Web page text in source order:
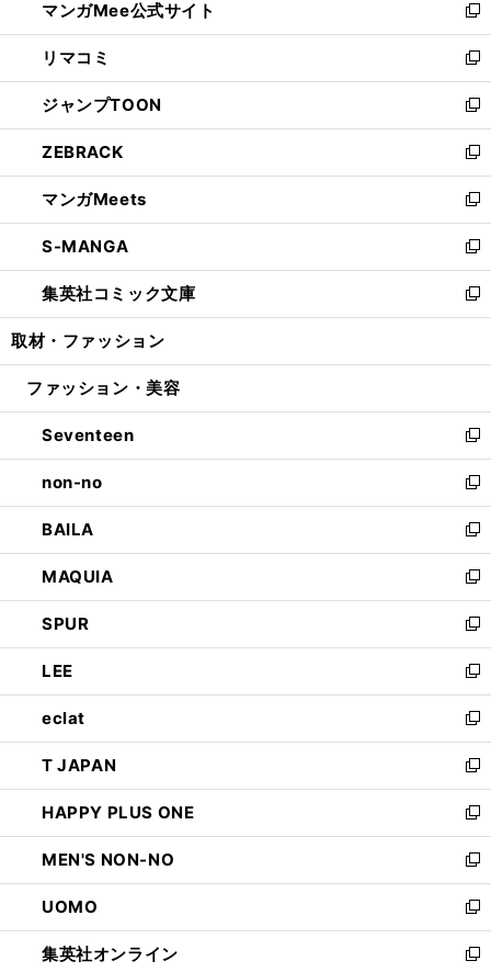
く
ド
ウ
で
開
く
ィ
ン
ド
ウ
で
開
く
い
ウ
ィ
ン
ド
ウ
で
開
く
マンガMee公式サイト
新
し
い
ウ
ィ
ン
ド
ウ
で
開
く
リマコミ
新
し
い
ウ
ィ
ン
ド
ウ
で
開
く
ジャンプTOON
新
し
い
ウ
ィ
ン
ド
ウ
で
開
ZEBRACK
新
し
い
ウ
ィ
ン
ド
ウ
開
マンガMeets
新
し
い
ウ
ィ
ン
ウ
開
く
S-MANGA
新
し
い
ウ
ン
ウ
で
開
く
集英社コミック文庫
新
し
ウ
ン
ド
ウ
で
開
く
取材・ファッション
ファッション・美容
Seventeen
新
し
い
ウ
ィ
ン
ド
ウ
で
開
く
non-no
新
し
い
ウ
ィ
ン
ド
ウ
で
開
く
BAILA
新
し
い
ウ
ィ
ン
ド
ウ
で
開
く
MAQUIA
新
し
い
ウ
ィ
ン
ド
ウ
で
開
く
SPUR
新
し
い
ウ
ィ
ン
ド
ウ
で
開
く
LEE
新
し
い
ウ
ィ
ン
ド
ウ
で
開
く
eclat
新
し
い
ウ
ィ
ン
ド
ウ
で
開
く
T JAPAN
新
し
い
ウ
ィ
ン
ド
ウ
で
HAPPY PLUS ONE
新
し
い
ウ
ィ
ン
ド
MEN'S NON-NO
新
し
い
ウ
ィ
UOMO
新
し
い
集英社オンライン
新